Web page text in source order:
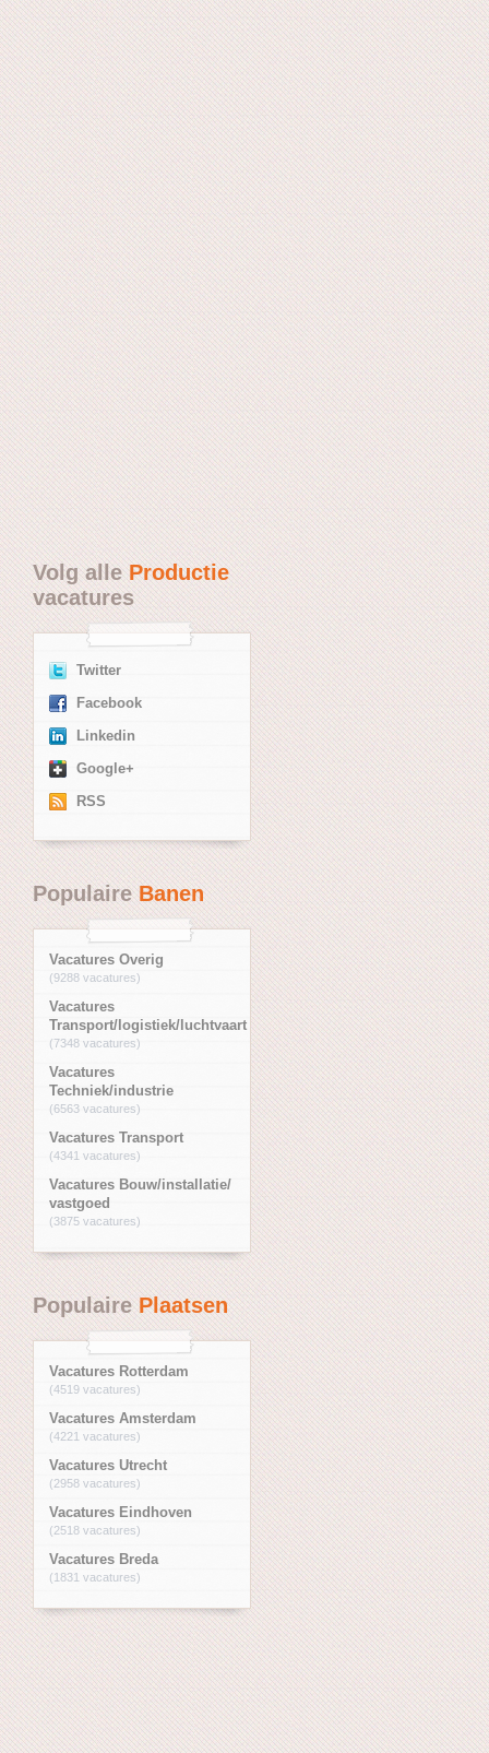
Volg alleProductie
vacatures
Twitter
Facebook
Linkedin
Google+
RSS
PopulaireBanen
Vacatures Overig
(9288 vacatures)
Vacatures
Transport/logistiek/luchtvaart
(7348 vacatures)
Vacatures
Techniek/industrie
(6563 vacatures)
Vacatures Transport
(4341 vacatures)
Vacatures Bouw/installatie/
vastgoed
(3875 vacatures)
PopulairePlaatsen
Vacatures Rotterdam
(4519 vacatures)
Vacatures Amsterdam
(4221 vacatures)
Vacatures Utrecht
(2958 vacatures)
Vacatures Eindhoven
(2518 vacatures)
Vacatures Breda
(1831 vacatures)